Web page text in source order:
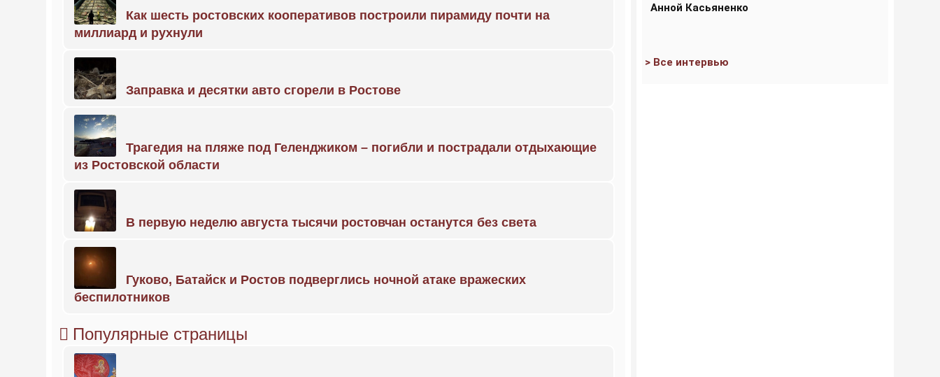
Как шесть ростовских кооперативов построили пирамиду почти на
миллиард и рухнули
Заправка и десятки авто сгорели в Ростове
Трагедия на пляже под Геленджиком – погибли и пострадали отдыхающие
из Ростовской области
В первую неделю августа тысячи ростовчан останутся без света
Гуково, Батайск и Ростов подверглись ночной атаке вражеских
беспилотников
Популярные страницы
Анной Касьяненко
> Все интервью